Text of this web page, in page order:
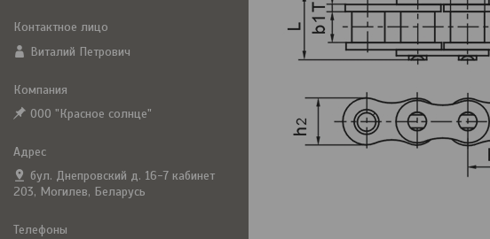
Виталий Петрович
ООО "Красное солнце"
бул. Днепровский д. 16-7 кабинет
203, Могилев, Беларусь